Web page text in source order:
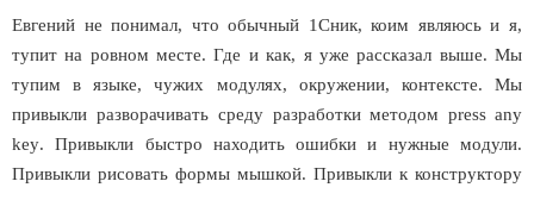
Евгений не понимал, что обычный 1Сник, коим являюсь и я,
тупит на ровном месте. Где и как, я уже рассказал выше. Мы
тупим в языке, чужих модулях, окружении, контексте. Мы
привыкли разворачивать среду разработки методомpress any
key. Привыкли быстро находить ошибки и нужные модули.
Привыкли рисовать формы мышкой. Привыкли к конструктору